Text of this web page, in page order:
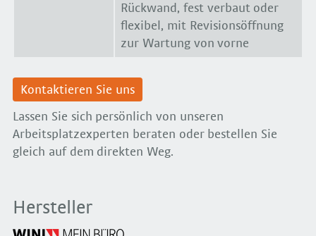
Rückwand, fest verbaut oder
flexibel, mit Revisionsöffnung
zur Wartung von vorne
Kontaktieren Sie uns
Lassen Sie sich persönlich von unseren
Arbeitsplatzexperten beraten oder bestellen Sie
gleich auf dem direkten Weg.
Hersteller